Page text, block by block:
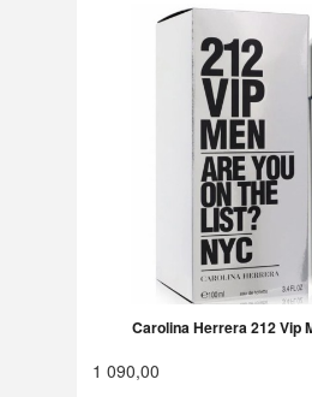
Carolina Herrera 212 Vip
1 090,00